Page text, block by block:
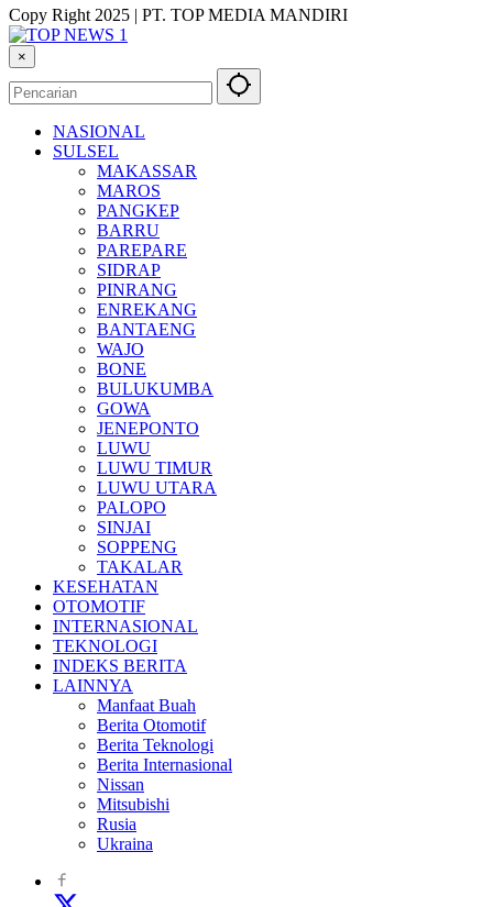
Copy Right 2025 | PT. TOP MEDIA MANDIRI
×
NASIONAL
SULSEL
MAKASSAR
MAROS
PANGKEP
BARRU
PAREPARE
SIDRAP
PINRANG
ENREKANG
BANTAENG
WAJO
BONE
BULUKUMBA
GOWA
JENEPONTO
LUWU
LUWU TIMUR
LUWU UTARA
PALOPO
SINJAI
SOPPENG
TAKALAR
KESEHATAN
OTOMOTIF
INTERNASIONAL
TEKNOLOGI
INDEKS BERITA
LAINNYA
Manfaat Buah
Berita Otomotif
Berita Teknologi
Berita Internasional
Nissan
Mitsubishi
Rusia
Ukraina